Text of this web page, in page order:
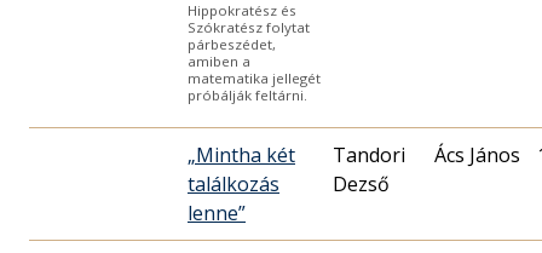
Hippokratész és
Szókratész folytat
párbeszédet,
amiben a
matematika jellegét
próbálják feltárni.
„Mintha két
találkozás
lenne”
Tandori
Dezső
Ács János